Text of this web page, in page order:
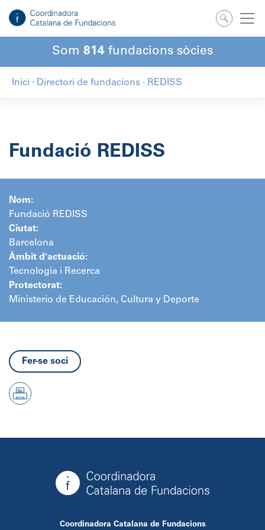
contingut
Som 814 fundacions sòcies
Inici · Directori de fundacions · REDISS
Fundació REDISS
Nom:
Fundació REDISS
Ciutat:
Barcelona
Àmbit d'actuació:
Tecnologia i Recerca
Protectorat:
Ministerio de Educación, Cultura y Deporte
Fer-se soci
Coordinadora Catalana de Fundacions